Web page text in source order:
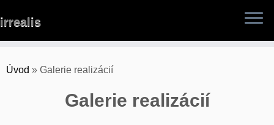
to
irrealis
Úvod » Galerie realizácií
Galerie realizácií